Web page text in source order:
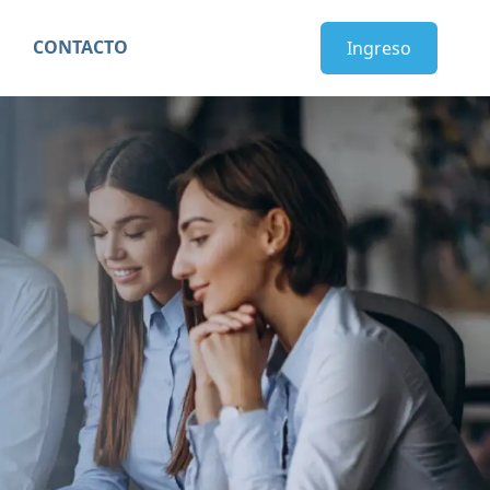
CONTACTO Ingreso